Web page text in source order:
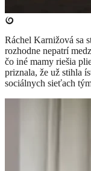
Ráchel Karnižová sa
rozhodne nepatrí
čo iné mamy riešia
priznala, že už stihla
sociálnych sieťach